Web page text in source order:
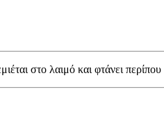
στο λαιμό και φτάνει